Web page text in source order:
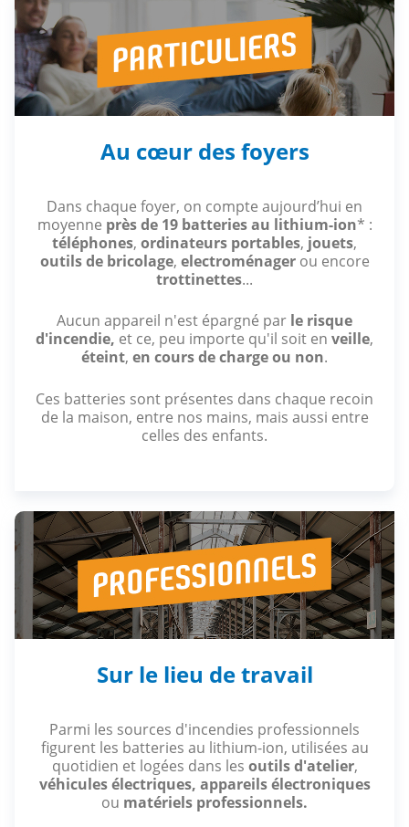
Au cœur des foyers
Dans chaque foyer, on compte aujourd’hui en
moyenne près de 19 batteries au lithium-ion* :
téléphones, ordinateurs portables, jouets,
outils de bricolage, electroménager ou encore
trottinettes...
Aucun appareil n'est épargné par le risque
d'incendie, et ce, peu importe qu'il soit en veille,
éteint, en cours de charge ou non.
Ces batteries sont présentes dans chaque recoin
de la maison, entre nos mains, mais aussi entre
celles des enfants.
Sur le lieu de travail
Parmi les sources d'incendies professionnels
figurent les batteries au lithium-ion, utilisées au
quotidien et logées dans les outils d'atelier,
véhicules électriques, appareils électroniques
ou matériels professionnels.